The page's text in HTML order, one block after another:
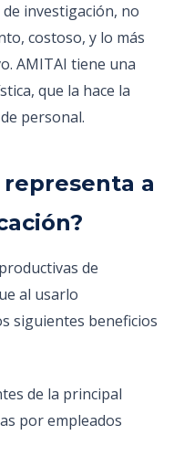
investigación, no
costoso, y lo más
AMITAI tiene una
que la hace la
personal.
a
de
al usarlo
siguientes beneficios
de la principal
por empleados